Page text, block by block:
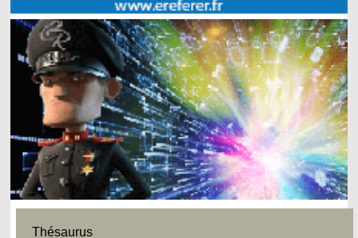
Thésaurus